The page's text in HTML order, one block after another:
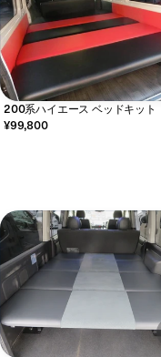
200系ハイエース ベッドキット
¥99,800